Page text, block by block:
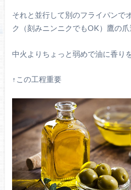
それと並行して別のフライパンで
ク（刻みニンニクでもOK）鷹の
中火よりちょっと弱めで油に香り
↑この工程重要